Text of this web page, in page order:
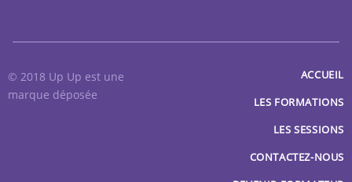
© 2018 Up Up est une
marque déposée
ACCUEIL
LES FORMATIONS
LES SESSIONS
CONTACTEZ-NOUS